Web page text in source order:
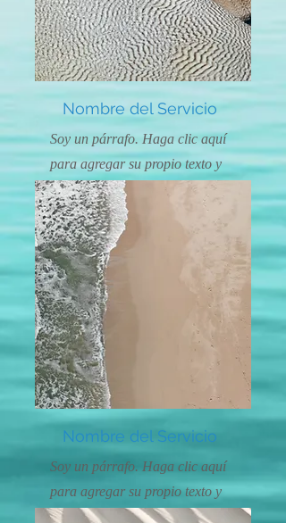
Nombre del Servicio
Soy un párrafo. Haga clic aquí
para agregar su propio texto y
editarme. Es fácil.
Nombre del Servicio
Soy un párrafo. Haga clic aquí
para agregar su propio texto y
editarme. Es fácil.